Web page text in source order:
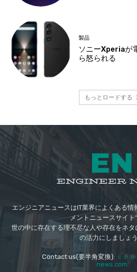
製品
ソニーXperiaが
ら怒られる
もっとロードする
エンジニアニュースはIT業界によくある情
メントニュースサイト
世の中に存在する理不尽な人や存在をネ
の活力にしましょう
Contact us(要半角変換): ｃｏ
news.com